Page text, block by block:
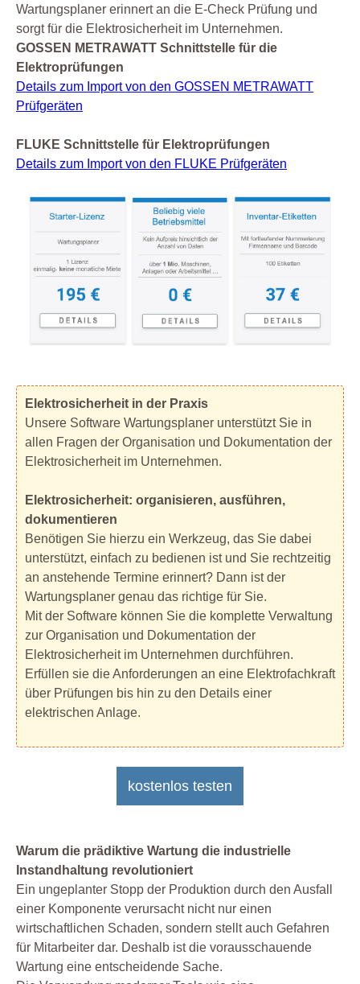
Wartungsplaner erinnert an die E-Check Prüfung und
sorgt für die Elektrosicherheit im Unternehmen.
GOSSEN METRAWATT Schnittstelle für die
Elektroprüfungen
Details zum Import von den GOSSEN METRAWATT
Prüfgeräten
FLUKE Schnittstelle für Elektroprüfungen
Details zum Import von den FLUKE Prüfgeräten
Elektrosicherheit in der Praxis
Unsere Software Wartungsplaner unterstützt Sie in
allen Fragen der Organisation und Dokumentation der
Elektrosicherheit im Unternehmen.
Elektrosicherheit: organisieren, ausführen,
dokumentieren
Benötigen Sie hierzu ein Werkzeug, das Sie dabei
unterstützt, einfach zu bedienen ist und Sie rechtzeitig
an anstehende Termine erinnert? Dann ist der
Wartungsplaner genau das richtige für Sie.
Mit der Software können Sie die komplette Verwaltung
zur Organisation und Dokumentation der
Elektrosicherheit im Unternehmen durchführen.
Erfüllen sie die Anforderungen an eine Elektrofachkraft
über Prüfungen bis hin zu den Details einer
elektrischen Anlage.
kostenlos testen
Warum die prädiktive Wartung die industrielle
Instandhaltung revolutioniert
Ein ungeplanter Stopp der Produktion durch den Ausfall
einer Komponente verursacht nicht nur einen
wirtschaftlichen Schaden, sondern stellt auch Gefahren
für Mitarbeiter dar. Deshalb ist die vorausschauende
Wartung eine entscheidende Sache.